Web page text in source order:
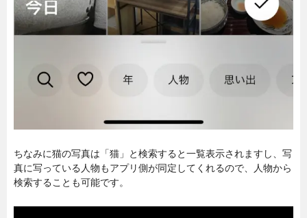
ちなみに猫の写真は「猫」と検索すると一覧表示されますし、写
真に写っている人物もアプリ側が同定してくれるので、人物から
検索することも可能です。